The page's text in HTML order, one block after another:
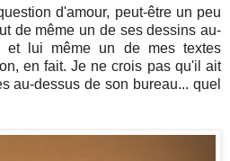
d'amour, peut-être un peu
de même un de ses dessins au-
et lui même un de mes textes
en fait. Je ne crois pas qu'il ait
au-dessus de son bureau... quel